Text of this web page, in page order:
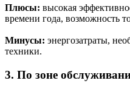
Плюсы: высокая
времени года, возможность
Минусы: энергозатраты,
техники.
3. По зоне